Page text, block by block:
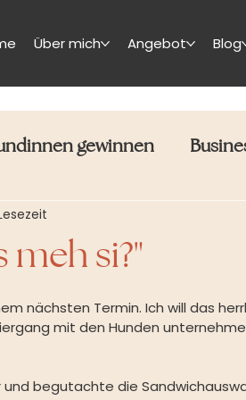
Über mich Angebot Blog
gewinnen
si?"
nächsten Termin. Ich will das
mit den Hunden
begutachte die